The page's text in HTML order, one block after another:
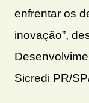
enfrentar os
inovação”,
Sicredi PR/